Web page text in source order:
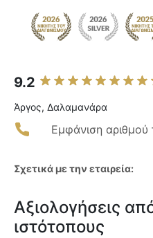
9.2
Άργος, Δαλαμανάρα
Εμφάνιση
Σχετικά με την εταιρεία:
Αξιολογήσεις
ιστότοπους